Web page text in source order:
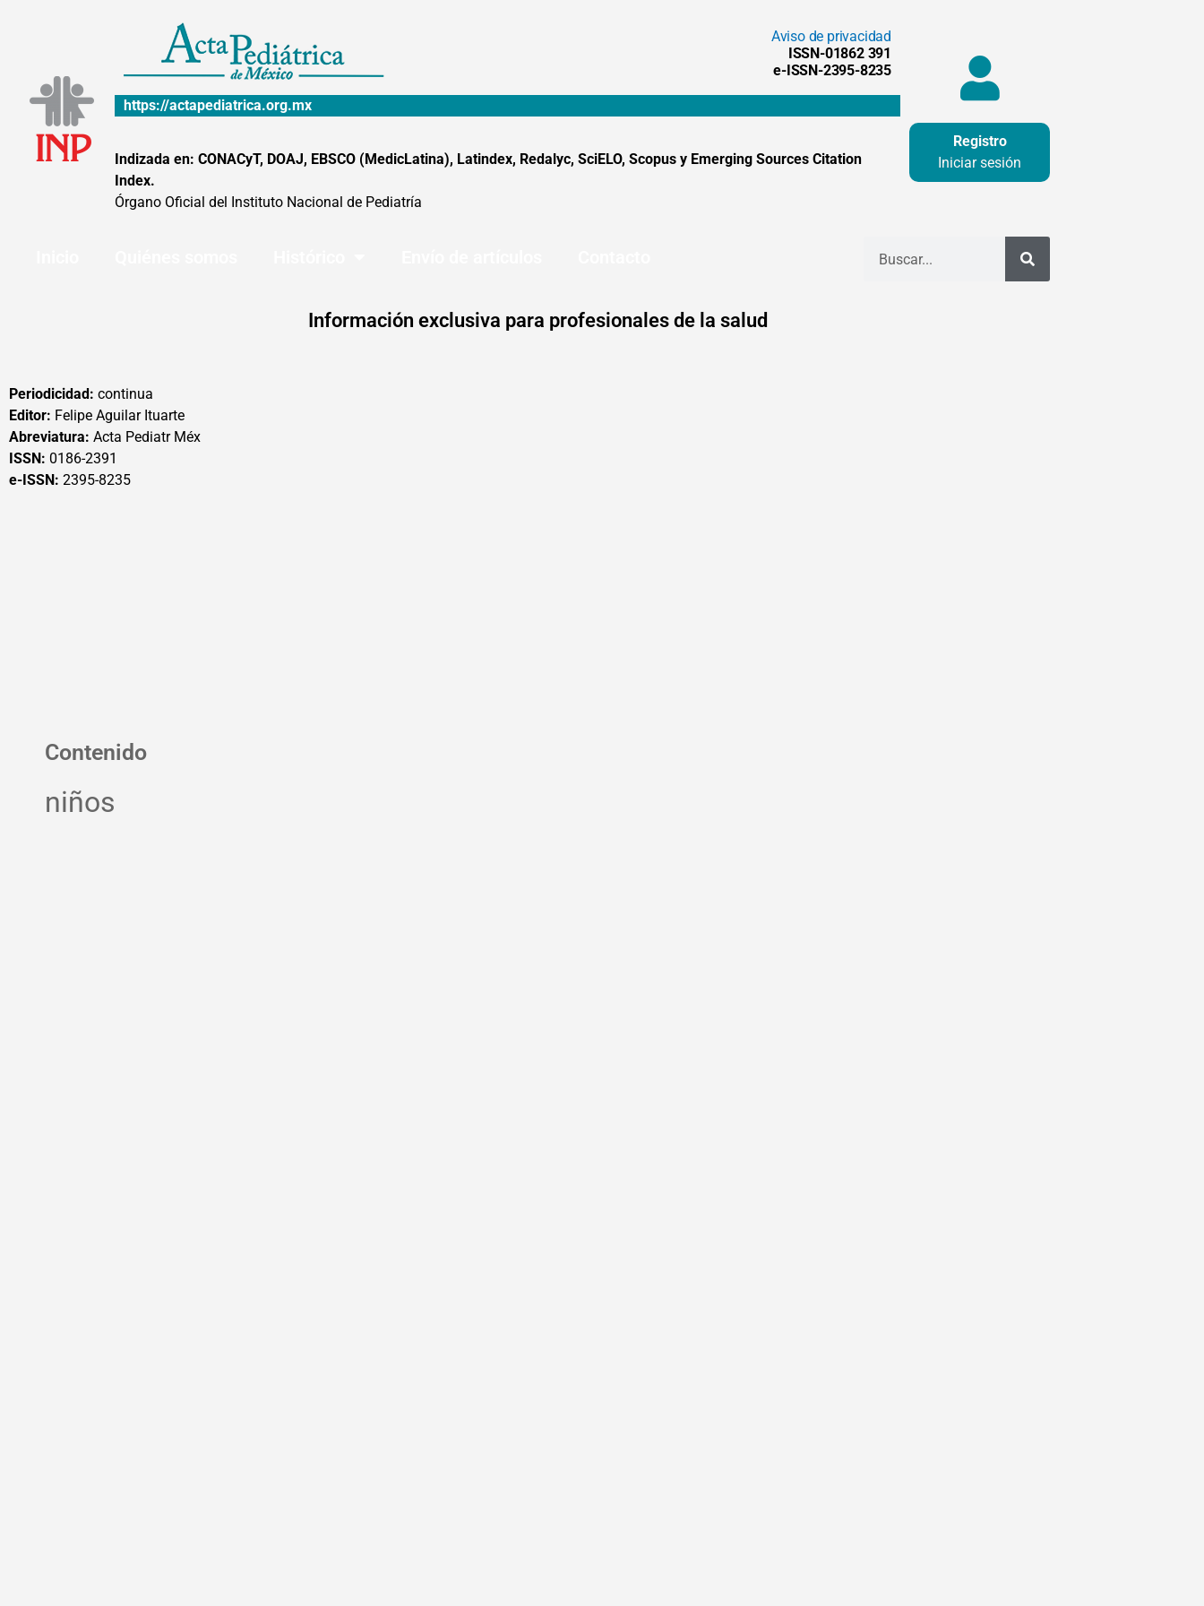
Aviso de privacidad
ISSN-01862 391
e-ISSN-2395-8235
https://actapediatrica.org.mx
Indizada en: CONACyT, DOAJ, EBSCO (MedicLatina), Latindex, Redalyc, SciELO, Scopus y Emerging Sources Citation
Index.
Órgano Oficial del Instituto Nacional de Pediatría
Registro
Iniciar sesión
Información exclusiva para profesionales de la salud
Periodicidad: continua
Editor: Felipe Aguilar Ituarte
Abreviatura: Acta Pediatr Méx
ISSN: 0186-2391
e-ISSN: 2395-8235
Contenido
niños